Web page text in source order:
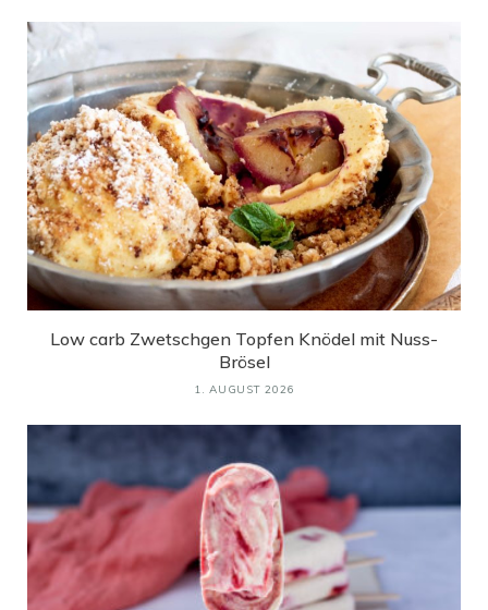
Low carb Zwetschgen Topfen Knödel mit Nuss-
Brösel
1. AUGUST 2026